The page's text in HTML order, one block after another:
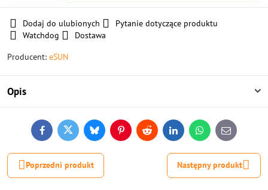
Dodaj do ulubionych
Pytanie dotyczące produktu
Watchdog
Dostawa
Producent: eSUN
Opis
FacebookTwitterBlueskyPinterestReddit LinkedInWhatsApp
E-
mail
Poprzedni produkt Następny produkt